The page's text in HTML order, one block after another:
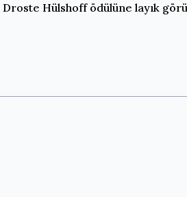
Hülshoff ödülüne layık